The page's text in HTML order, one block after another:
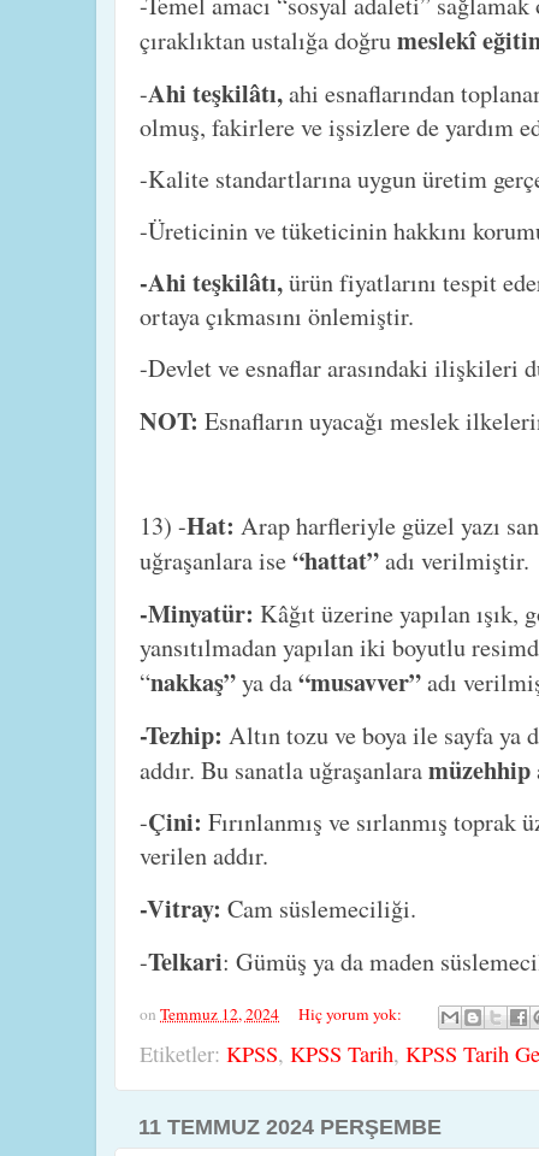
çıraklıktan ustalığa doğrumeslekî
-Ahi teşkilâtı,ahi esnaflarından
olmuş, fakirlere ve işsizlere de yardım
-Kalite standartlarına uygun üretim
-Üreticinin ve tüketicinin hakkını
-Ahi teşkilâtı,ürün fiyatlarını tespit
ortaya çıkmasını önlemiştir.
-Devlet ve esnaflar arasındaki ilişkileri
NOT: Esnafların uyacağı meslek
13) -Hat: Arap harfleriyle güzel yazı
uğraşanlara ise“hattat”adı verilmiştir.
-Minyatür: Kâğıt üzerine yapılan ışık,
yansıtılmadan yapılan iki boyutlu
“nakkaş”ya da“musavver”adı
-Tezhip: Altın tozu ve boya ile sayfa ya
addır. Bu sanatla uğraşanlaramüzehhip
-Çini: Fırınlanmış ve sırlanmış toprak
verilen addır.
-Vitray: Cam süslemeciliği.
-Telkari: Gümüş ya da maden
on Temmuz 12, 2024 Hiç yorum yok:
Etiketler: KPSS, KPSS Tarih, KPSS Tarih
11 TEMMUZ 2024 PERŞEMBE